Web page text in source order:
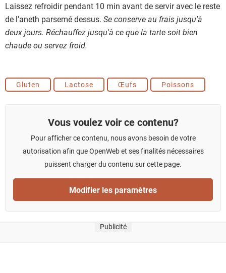
Laissez refroidir pendant 10 min avant de servir avec le reste
de l'aneth parsemé dessus. Se conserve au frais jusqu'à
deux jours. Réchauffez jusqu'à ce que la tarte soit bien
chaude ou servez froid.
Gluten Lactose Œufs Poissons
Vous voulez voir ce contenu?
Pour afficher ce contenu, nous avons besoin de votre
autorisation afin que OpenWeb et ses finalités nécessaires
puissent charger du contenu sur cette page.
Modifier les paramètres
Publicité